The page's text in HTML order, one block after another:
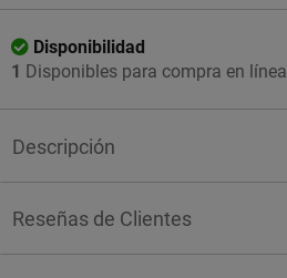
Disponibilidad
1 Disponibles para compra en línea
Descripción
Reseñas de Clientes